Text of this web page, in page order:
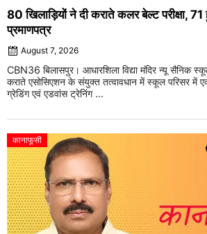
80 खिलाड़ियों ने दी कराते कलर बेल्ट परीक्षा,
प्रमाणपत्र
August 7, 2026
CBN36 बिलासपुर। आधारशिला विद्या मंदिर न्यू सैनिक
कराते एसोसिएशन के संयुक्त तत्वावधान में स्कूल परिसर में
ग्रेडिंग एवं एडवांस ट्रेनिंग ...
कानाफूसी